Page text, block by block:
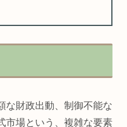
な財政出動、制御不能な
市場という、複雑な要素